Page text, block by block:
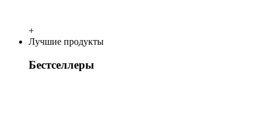
+
Лучшие продукты
Бестселлеры